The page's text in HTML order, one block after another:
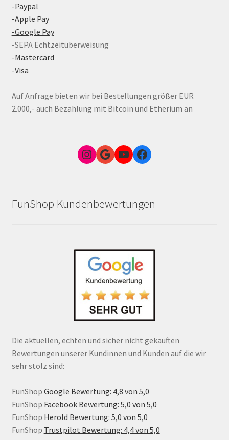
-Paypal
-Apple Pay
-Google Pay
-SEPA Echtzeitüberweisung
-Mastercard
-Visa
Auf Anfrage bieten wir bei Bestellungen größer EUR
2.000,- auch Bezahlung mit Bitcoin und Etherium an
Instagram
Google Link zum FunShop WienYouTubeFacebook
FunShop Kundenbewertungen
Die aktuellen, echten und sicher nicht gekauften
Bewertungen unserer Kundinnen und Kunden auf die wir
sehr stolz sind:
FunShop Google Bewertung: 4,8 von 5,0
FunShop Facebook Bewertung: 5,0 von 5,0
FunShop Herold Bewertung: 5,0 von 5,0
FunShop Trustpilot Bewertung: 4,4 von 5,0